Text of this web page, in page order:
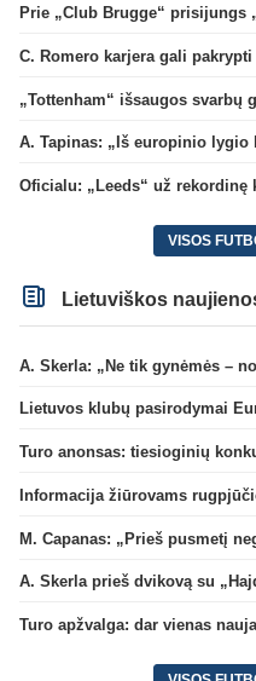
C. Romero karjera gali
„Tottenham“ išsaugos svarbų
VISOS
Lietuviškos
A. Skerla: „Ne tik gynėmės –
Turo anonsas: tiesioginių
Informacija žiūrovams
Turo apžvalga: dar vienas